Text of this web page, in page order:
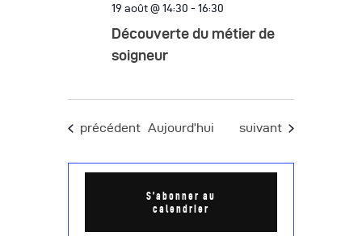
19 août @ 14:30 - 16:30
Découverte du métier de
soigneur
Évènements
précédent Aujourd’hui Évènements
suivant
S’abonner au
calendrier